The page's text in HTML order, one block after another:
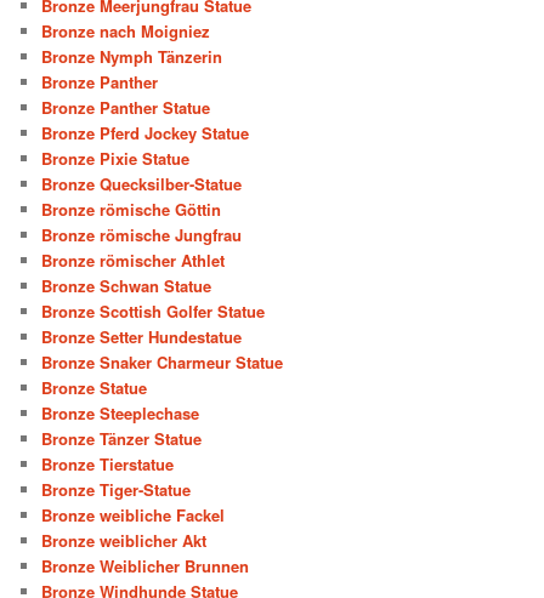
Bronze Meerjungfrau Statue
Bronze nach Moigniez
Bronze Nymph Tänzerin
Bronze Panther
Bronze Panther Statue
Bronze Pferd Jockey Statue
Bronze Pixie Statue
Bronze Quecksilber-Statue
Bronze römische Göttin
Bronze römische Jungfrau
Bronze römischer Athlet
Bronze Schwan Statue
Bronze Scottish Golfer Statue
Bronze Setter Hundestatue
Bronze Snaker Charmeur Statue
Bronze Statue
Bronze Steeplechase
Bronze Tänzer Statue
Bronze Tierstatue
Bronze Tiger-Statue
Bronze weibliche Fackel
Bronze weiblicher Akt
Bronze Weiblicher Brunnen
Bronze Windhunde Statue